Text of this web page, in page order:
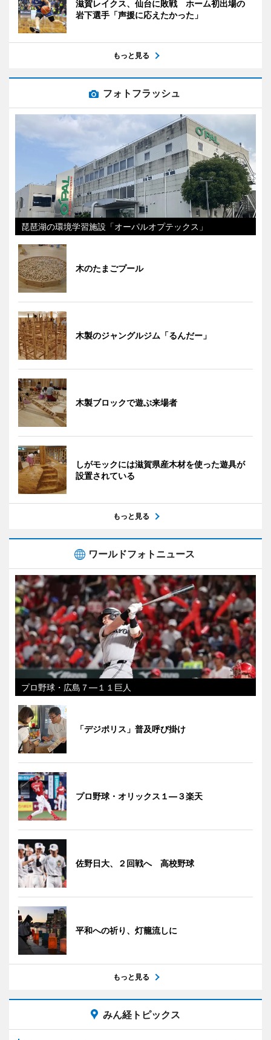
滋賀レイクス、仙台に敗戦 ホーム初出場の
岩下選手「声援に応えたかった」
もっと見る
フォトフラッシュ
琵琶湖の環境学習施設「オーパルオプテックス」
木のたまごプール
木製のジャングルジム「るんだー」
木製ブロックで遊ぶ来場者
しがモックには滋賀県産木材を使った遊具が
設置されている
もっと見る
ワールドフォトニュース
プロ野球・広島７―１１巨人
「デジポリス」普及呼び掛け
プロ野球・オリックス１―３楽天
佐野日大、２回戦へ 高校野球
平和への祈り、灯籠流しに
もっと見る
みん経トピックス